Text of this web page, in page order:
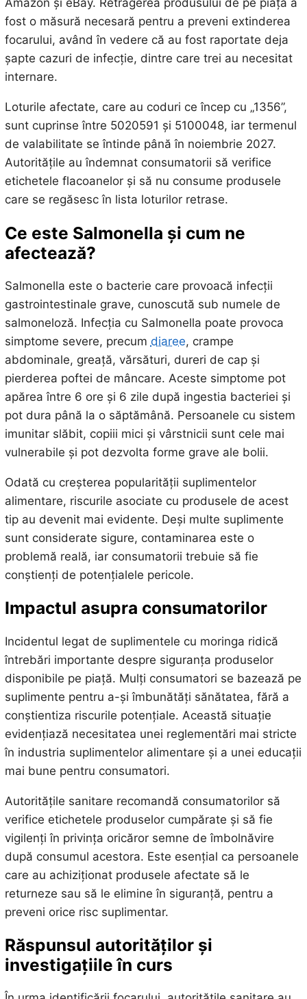
Amazon și eBay. Retragerea produsului de pe piață a
fost o măsură necesară pentru a preveni extinderea
focarului, având în vedere că au fost raportate deja
șapte cazuri de infecție, dintre care trei au necesitat
internare.
Loturile afectate, care au coduri ce încep cu „1356”,
sunt cuprinse între 5020591 și 5100048, iar termenul
de valabilitate se întinde până în noiembrie 2027.
Autoritățile au îndemnat consumatorii să verifice
etichetele flacoanelor și să nu consume produsele
care se regăsesc în lista loturilor retrase.
Ce este Salmonella și cum ne
afectează?
Salmonella este o bacterie care provoacă infecții
gastrointestinale grave, cunoscută sub numele de
salmoneloză. Infecția cu Salmonella poate provoca
simptome severe, precum diaree, crampe
abdominale, greață, vărsături, dureri de cap și
pierderea poftei de mâncare. Aceste simptome pot
apărea între 6 ore și 6 zile după ingestia bacteriei și
pot dura până la o săptămână. Persoanele cu sistem
imunitar slăbit, copiii mici și vârstnicii sunt cele mai
vulnerabile și pot dezvolta forme grave ale bolii.
Odată cu creșterea popularității suplimentelor
alimentare, riscurile asociate cu produsele de acest
tip au devenit mai evidente. Deși multe suplimente
sunt considerate sigure, contaminarea este o
problemă reală, iar consumatorii trebuie să fie
conștienți de potențialele pericole.
Impactul asupra consumatorilor
Incidentul legat de suplimentele cu moringa ridică
întrebări importante despre siguranța produselor
disponibile pe piață. Mulți consumatori se bazează pe
suplimente pentru a-și îmbunătăți sănătatea, fără a
conștientiza riscurile potențiale. Această situație
evidențiază necesitatea unei reglementări mai stricte
în industria suplimentelor alimentare și a unei educații
mai bune pentru consumatori.
Autoritățile sanitare recomandă consumatorilor să
verifice etichetele produselor cumpărate și să fie
vigilenți în privința oricăror semne de îmbolnăvire
după consumul acestora. Este esențial ca persoanele
care au achiziționat produsele afectate să le
returneze sau să le elimine în siguranță, pentru a
preveni orice risc suplimentar.
Răspunsul autorităților și
investigațiile în curs